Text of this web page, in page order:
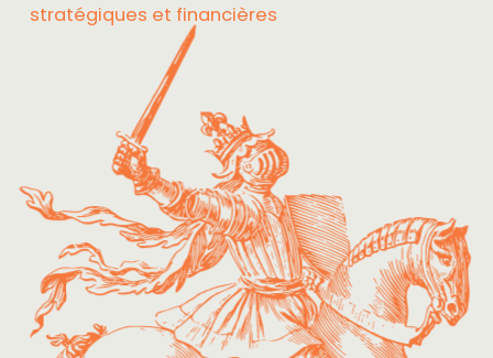
stratégiques et financières